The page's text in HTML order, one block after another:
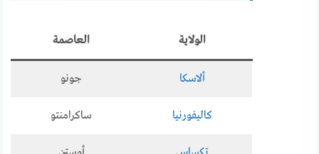
الولاية العاصمة
ألاسكا جونو
كاليفورنيا ساكرامنتو